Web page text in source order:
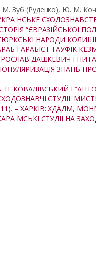
Зуб (Руденко), Ю. М.
“ЄВРАЗІЙСЬКОЇ
НАРОДИ
І АРАБІСТ ТАУФІК
ДАШКЕВИЧ І
ЗНАНЬ
П. КОВАЛІВСЬКИЙ І
СТУДІЇ.
– ХАРКІВ: ХДАДМ,
СТУДІЇ НА